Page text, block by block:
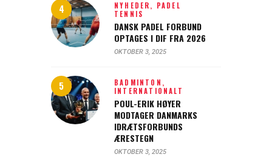
NYHEDER, PADEL
TENNIS
DANSK PADEL FORBUND
OPTAGES I DIF FRA 2026
OKTOBER 3, 2025
BADMINTON,
INTERNATIONALT
POUL-ERIK HØYER
MODTAGER DANMARKS
IDRÆTSFORBUNDS
ÆRESTEGN
OKTOBER 3, 2025